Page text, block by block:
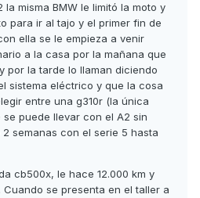
la misma BMW le limitó la moto y
para ir al tajo y el primer fin de
ella se le empieza a venir
a la casa por la mañana que
por la tarde lo llaman diciendo
sistema eléctrico y que la cosa
entre una g310r (la única
se puede llevar con el A2 sin
2 semanas con el serie 5 hasta
cb500x, le hace 12.000 km y
se presenta en el taller a